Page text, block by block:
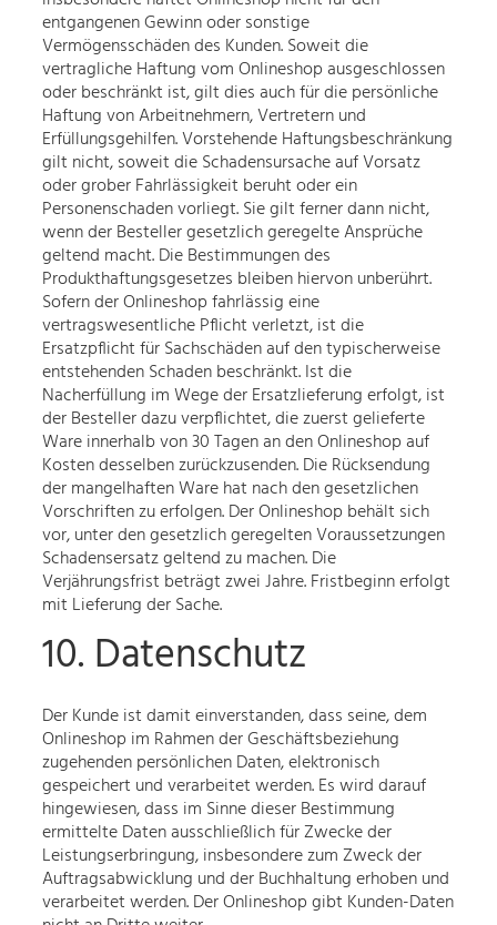
entgangenen Gewinn oder sonstige
Vermögensschäden des Kunden. Soweit die
vertragliche Haftung vom Onlineshop ausgeschlossen
oder beschränkt ist, gilt dies auch für die persönliche
Haftung von Arbeitnehmern, Vertretern und
Erfüllungsgehilfen. Vorstehende Haftungsbeschränkung
gilt nicht, soweit die Schadensursache auf Vorsatz
oder grober Fahrlässigkeit beruht oder ein
Personenschaden vorliegt. Sie gilt ferner dann nicht,
wenn der Besteller gesetzlich geregelte Ansprüche
geltend macht. Die Bestimmungen des
Produkthaftungsgesetzes bleiben hiervon unberührt.
Sofern der Onlineshop fahrlässig eine
vertragswesentliche Pflicht verletzt, ist die
Ersatzpflicht für Sachschäden auf den typischerweise
entstehenden Schaden beschränkt. Ist die
Nacherfüllung im Wege der Ersatzlieferung erfolgt, ist
der Besteller dazu verpflichtet, die zuerst gelieferte
Ware innerhalb von 30 Tagen an den Onlineshop auf
Kosten desselben zurückzusenden. Die Rücksendung
der mangelhaften Ware hat nach den gesetzlichen
Vorschriften zu erfolgen. Der Onlineshop behält sich
vor, unter den gesetzlich geregelten Voraussetzungen
Schadensersatz geltend zu machen. Die
Verjährungsfrist beträgt zwei Jahre. Fristbeginn erfolgt
mit Lieferung der Sache.
10. Datenschutz
Der Kunde ist damit einverstanden, dass seine, dem
Onlineshop im Rahmen der Geschäftsbeziehung
zugehenden persönlichen Daten, elektronisch
gespeichert und verarbeitet werden. Es wird darauf
hingewiesen, dass im Sinne dieser Bestimmung
ermittelte Daten ausschließlich für Zwecke der
Leistungserbringung, insbesondere zum Zweck der
Auftragsabwicklung und der Buchhaltung erhoben und
verarbeitet werden. Der Onlineshop gibt Kunden-Daten